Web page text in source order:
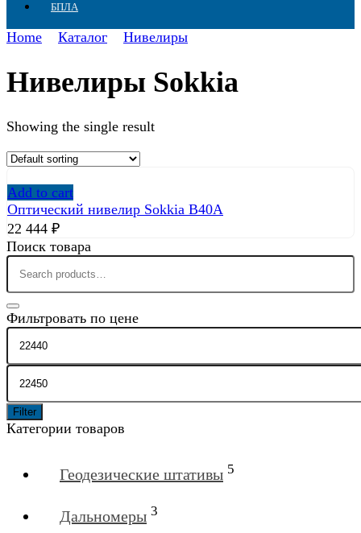
БПЛА
Home Каталог Нивелиры
Нивелиры Sokkia
Showing the single result
Add to cart
Оптический нивелир Sokkia B40A
22 444 ₽
Поиск товара
Search
for:
Фильтровать по цене
Filter
Категории товаров
Геодезические штативы 5
Дальномеры 3